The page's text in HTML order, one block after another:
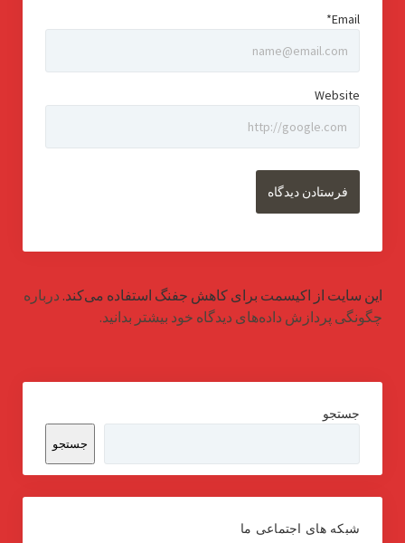
Email*
Website
این سایت از اکیسمت برای کاهش جفنگ استفاده می‌کند. درباره
چگونگی پردازش داده‌های دیدگاه خود بیشتر بدانید.
جستجو
جستجو
شبکه های اجتماعی ما